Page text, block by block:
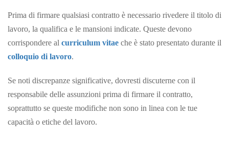
Prima di firmare qualsiasi contratto è necessario rivedere il titolo di
lavoro, la qualifica e le mansioni indicate. Queste devono
corrispondere al curriculum vitae che è stato presentato durante il
colloquio di lavoro.
Se noti discrepanze significative, dovresti discuterne con il
responsabile delle assunzioni prima di firmare il contratto,
soprattutto se queste modifiche non sono in linea con le tue
capacità o etiche del lavoro.